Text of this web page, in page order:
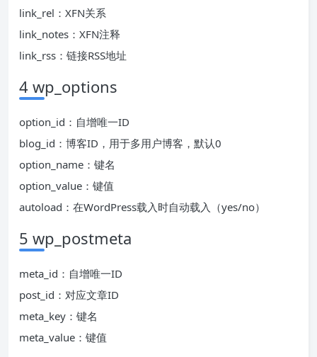
link_rel：XFN关系
link_notes：XFN注释
link_rss：链接RSS地址
4 wp_options
option_id：自增唯一ID
blog_id：博客ID，用于多用户博客，默认0
option_name：键名
option_value：键值
autoload：在WordPress载入时自动载入（yes/no）
5 wp_postmeta
meta_id：自增唯一ID
post_id：对应文章ID
meta_key：键名
meta_value：键值